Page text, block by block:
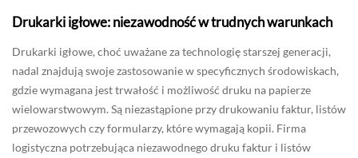
Drukarki igłowe: niezawodność w trudnych warunkach
Drukarki igłowe, choć uważane za technologię starszej generacji,
nadal znajdują swoje zastosowanie w specyficznych środowiskach,
gdzie wymagana jest trwałość i możliwość druku na papierze
wielowarstwowym. Są niezastąpione przy drukowaniu faktur, listów
przewozowych czy formularzy, które wymagają kopii. Firma
logistyczna potrzebująca niezawodnego druku faktur i listów